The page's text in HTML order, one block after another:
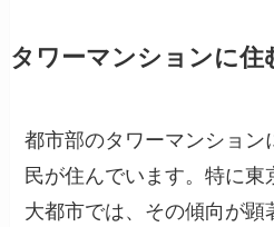
タワーマンションに住
都市部のタワーマンション
民が住んでいます。特に
大都市では、その傾向が顕